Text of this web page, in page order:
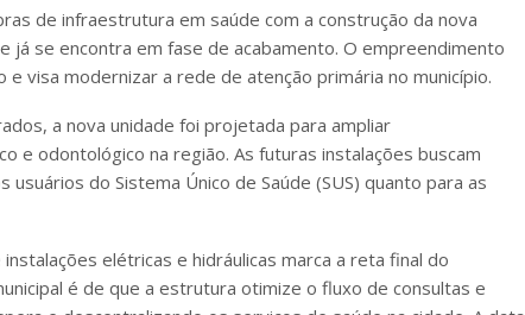
de infraestrutura em saúde com a construção da nova
já se encontra em fase de acabamento. O empreendimento
visa modernizar a rede de atenção primária no município.
a nova unidade foi projetada para ampliar
e odontológico na região. As futuras instalações buscam
do Sistema Único de Saúde (SUS) quanto para as
elétricas e hidráulicas marca a reta final do
é de que a estrutura otimize o fluxo de consultas e